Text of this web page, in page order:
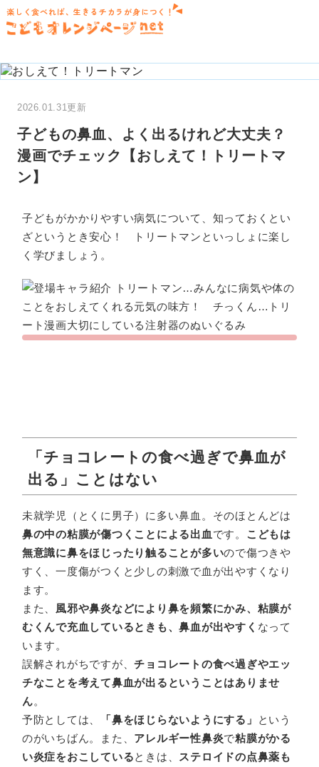
楽しく食べれば、生きるチカラが身につく！
2026.01.31更新
子どもの鼻血、よく出るけれど大丈夫？
漫画でチェック【おしえて！トリートマ
ン】
子どもがかかりやすい病気について、知っておくとい
ざというとき安心！ トリートマンといっしょに楽し
く学びましょう。
「チョコレートの食べ過ぎで鼻血が
出る」ことはない
未就学児（とくに男子）に多い鼻血。そのほとんどは
鼻の中の粘膜が傷つくことによる出血 です。 こどもは
無意識に鼻をほじったり触ることが多いので傷つきや
すく、一度傷がつくと少しの刺激で血が出やすくなり
ます。
また、 風邪や鼻炎などにより鼻を頻繁にかみ、粘膜が
むくんで充血しているときも、鼻血が出やすく なって
います。
誤解されがちですが、チョコレートの食べ過ぎやエッ
チなことを考えて鼻血が出るということはありませ
ん。
予防としては、
「鼻をほじらないようにする」
という
のがいちばん。また、 アレルギー性鼻炎で粘膜がかる
い炎症をおこしているときは、 ステロイドの点鼻薬も